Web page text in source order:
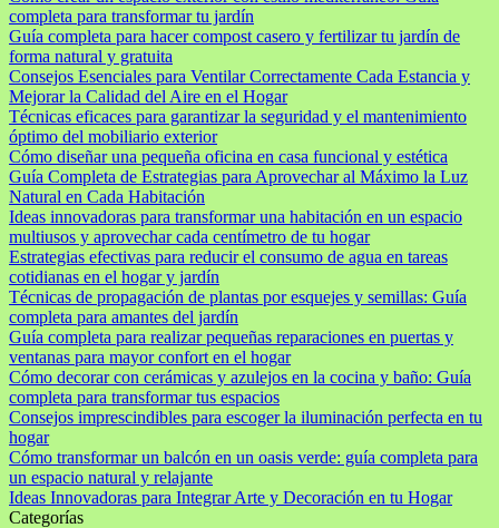
completa para transformar tu jardín
Guía completa para hacer compost casero y fertilizar tu jardín de
forma natural y gratuita
Consejos Esenciales para Ventilar Correctamente Cada Estancia y
Mejorar la Calidad del Aire en el Hogar
Técnicas eficaces para garantizar la seguridad y el mantenimiento
óptimo del mobiliario exterior
Cómo diseñar una pequeña oficina en casa funcional y estética
Guía Completa de Estrategias para Aprovechar al Máximo la Luz
Natural en Cada Habitación
Ideas innovadoras para transformar una habitación en un espacio
multiusos y aprovechar cada centímetro de tu hogar
Estrategias efectivas para reducir el consumo de agua en tareas
cotidianas en el hogar y jardín
Técnicas de propagación de plantas por esquejes y semillas: Guía
completa para amantes del jardín
Guía completa para realizar pequeñas reparaciones en puertas y
ventanas para mayor confort en el hogar
Cómo decorar con cerámicas y azulejos en la cocina y baño: Guía
completa para transformar tus espacios
Consejos imprescindibles para escoger la iluminación perfecta en tu
hogar
Cómo transformar un balcón en un oasis verde: guía completa para
un espacio natural y relajante
Ideas Innovadoras para Integrar Arte y Decoración en tu Hogar
Categorías